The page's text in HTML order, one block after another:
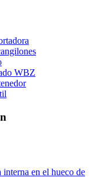
WBZ
en el hueco de